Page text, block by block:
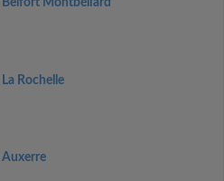
Belfort Montbéliard
Rochelle
Auxerre